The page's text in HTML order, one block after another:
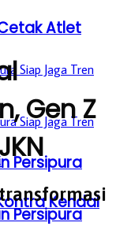
Persipura
Kendal
Atlet
Persipura
Gen Z